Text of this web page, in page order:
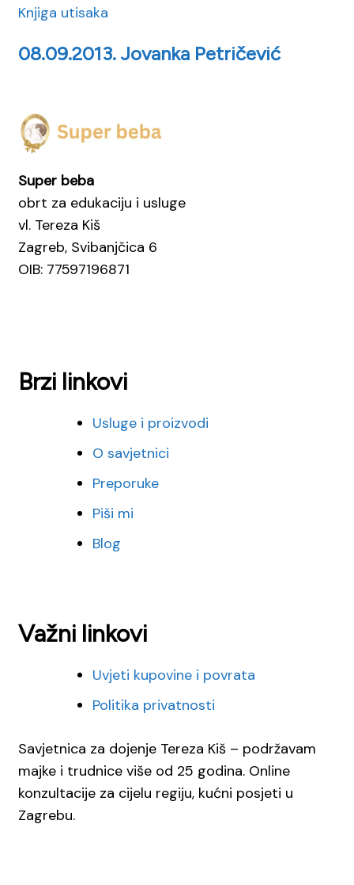
Knjiga utisaka
08.09.2013. Jovanka Petričević
Super beba
obrt za edukaciju i usluge
vl. Tereza Kiš
Zagreb, Svibanjčica 6
OIB: 77597196871
Brzi linkovi
Usluge i proizvodi
O savjetnici
Preporuke
Piši mi
Blog
Važni linkovi
Uvjeti kupovine i povrata
Politika privatnosti
Savjetnica za dojenje Tereza Kiš – podržavam
majke i trudnice više od 25 godina. Online
konzultacije za cijelu regiju, kućni posjeti u
Zagrebu.